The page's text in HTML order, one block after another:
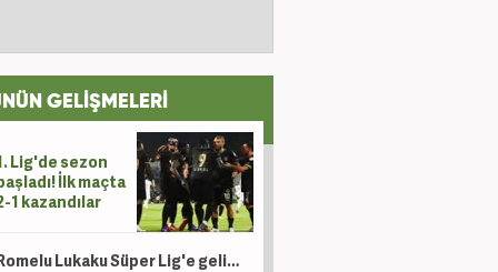
GELİŞMELERİ
Lig'de sezon
İlk maçta
1 kazandılar
Romelu Lukaku Süper Lig'e geliyor mu? Beşiktaş ve Fenerbahçe detayı